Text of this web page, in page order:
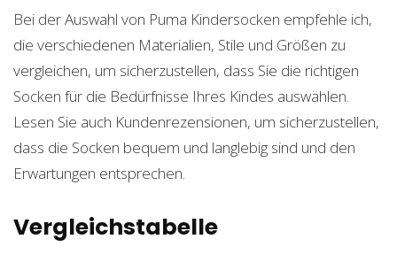
Bei der Auswahl von Puma Kindersocken empfehle ich,
die verschiedenen Materialien, Stile und Größen zu
vergleichen, um sicherzustellen, dass Sie die richtigen
Socken für die Bedürfnisse Ihres Kindes auswählen.
Lesen Sie auch Kundenrezensionen, um sicherzustellen,
dass die Socken bequem und langlebig sind und den
Erwartungen entsprechen.
Vergleichstabelle